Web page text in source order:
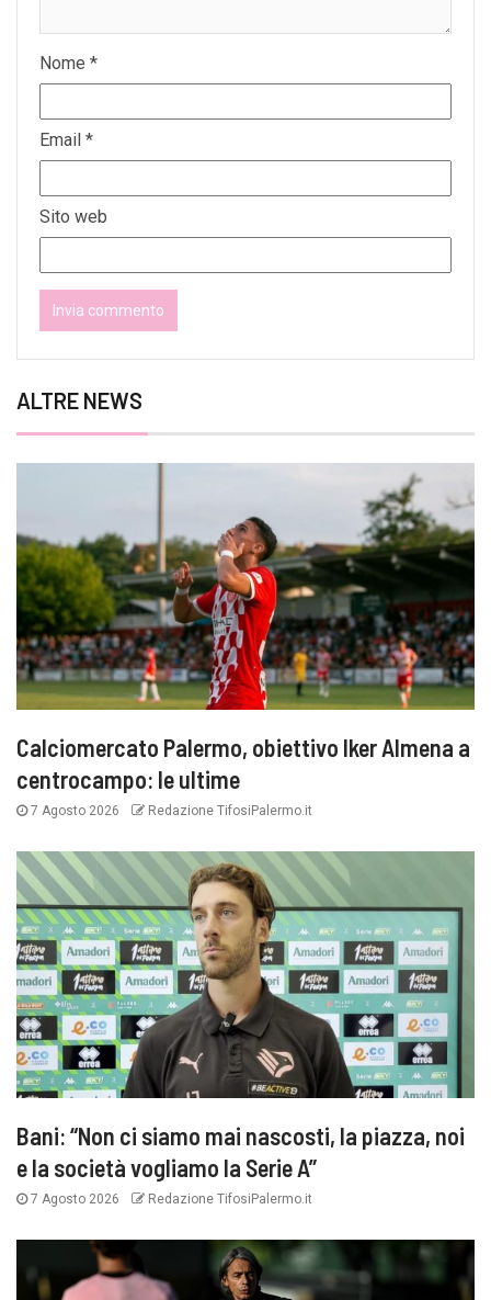
Nome *
Email *
Sito web
ALTRE NEWS
Calciomercato Palermo, obiettivo Iker Almena a
centrocampo: le ultime
7 Agosto 2026 Redazione TifosiPalermo.it
Bani: “Non ci siamo mai nascosti, la piazza, noi
e la società vogliamo la Serie A”
7 Agosto 2026 Redazione TifosiPalermo.it